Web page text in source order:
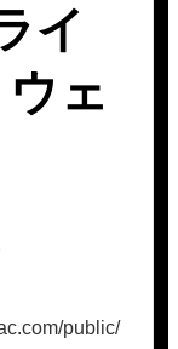
イ
ェ
public/